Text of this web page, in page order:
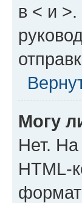
в < и
Могу
Нет.
HTML-